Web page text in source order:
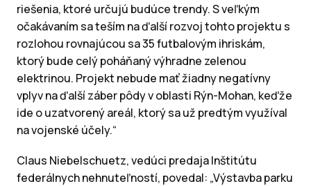
riešenia, ktoré určujú budúce trendy. S veľkým
očakávaním sa teším na ďalší rozvoj tohto projektu s
rozlohou rovnajúcou sa 35 futbalovým ihriskám,
ktorý bude celý poháňaný výhradne zelenou
elektrinou. Projekt nebude mať žiadny negatívny
vplyv na ďalší záber pôdy v oblasti Rýn-Mohan, keďže
ide o uzatvorený areál, ktorý sa už predtým využíval
na vojenské účely.“
Claus Niebelschuetz, vedúci predaja Inštitútu
federálnych nehnuteľností, povedal: „Výstavba parku